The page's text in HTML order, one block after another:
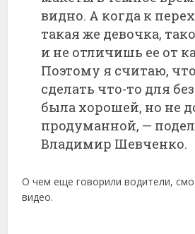
видно. А когда к
такая же девочка,
и не отличишь ее от
Поэтому я считаю,
сделать что-то для
была хорошей, но не
продуманной, —
Владимир Шевченко.
О чем еще говорили водители,
видео.